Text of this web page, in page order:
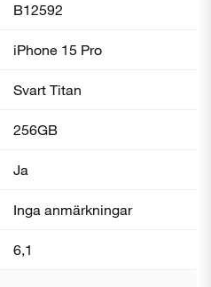
B12592
iPhone 15 Pro
Svart Titan
256GB
Ja
Inga anmärkningar
6,1